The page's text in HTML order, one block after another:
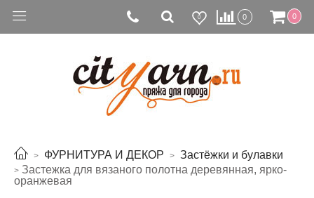
0 0 0
ФУРНИТУРА И ДЕКОР
Застёжки и булавки
Застежка для вязаного полотна деревянная, ярко-
оранжевая